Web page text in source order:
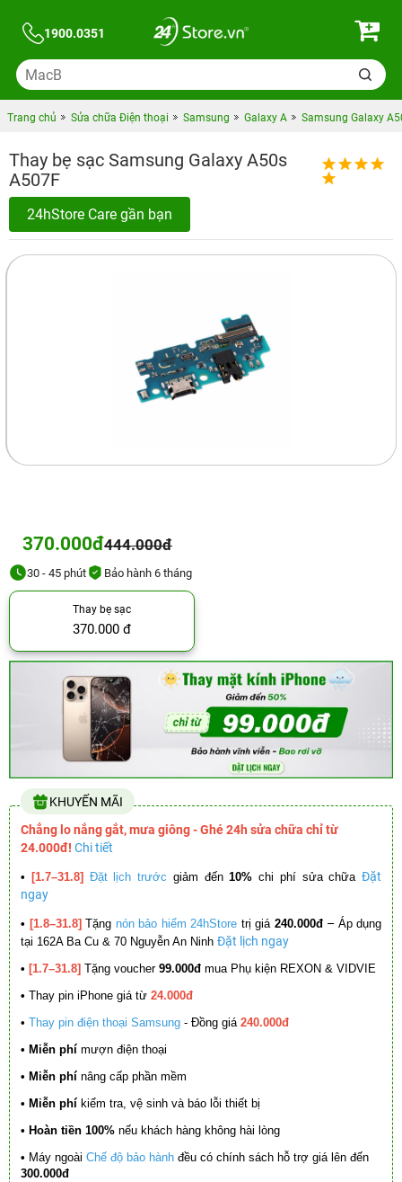
1900.0351
Trang chủ Sửa chữa Điện thoại Samsung Galaxy A Samsung Galaxy
Thay bẹ sạc Samsung Galaxy A50s
A507F
24hStore Care gần bạn
370.000đ444.000đ
30 - 45 phút Bảo hành 6 tháng
Thay bẹ sạc
370.000 đ
KHUYẾN MÃI
Chẳng lo nắng gắt, mưa giông - Ghé 24h sửa chữa chỉ từ
24.000đ! Chi tiết
• [1.7–31.8] Đặt lịch trước giảm đến10% chi phí sửa chữa Đặt
ngay
• [1.8–31.8] Tặng nón bảo hiểm 24hStore trị giá 240.000đ – Áp dụng
tại 162A Ba Cu & 70 Nguyễn An Ninh Đặt lịch ngay
• [1.7–31.8] Tặng voucher 99.000đ mua Phụ kiện REXON & VIDVIE
• Thay pin iPhone giá từ 24.000đ
• Thay pin điện thoại Samsung - Đồng giá 240.000đ
• Miễn phí mượn điện thoại
• Miễn phí nâng cấp phần mềm
• Miễn phí kiểm tra, vệ sinh và báo lỗi thiết bị
• Hoàn tiền 100% nếu khách hàng không hài lòng
• Máy ngoài Chế độ bảo hành đều có chính sách hỗ trợ giá lên đến
300.000đ